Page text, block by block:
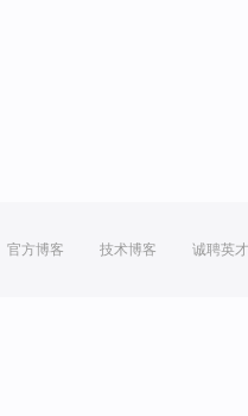
官方博客 技术博客 诚聘英才